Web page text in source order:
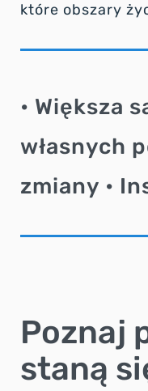
które obszary
• Większa
własnych
zmiany •
Poznaj
staną